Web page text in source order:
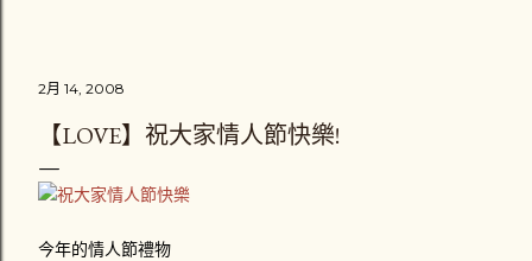
2月 14, 2008
【LOVE】祝大家情人節快樂!
今年的情人節禮物